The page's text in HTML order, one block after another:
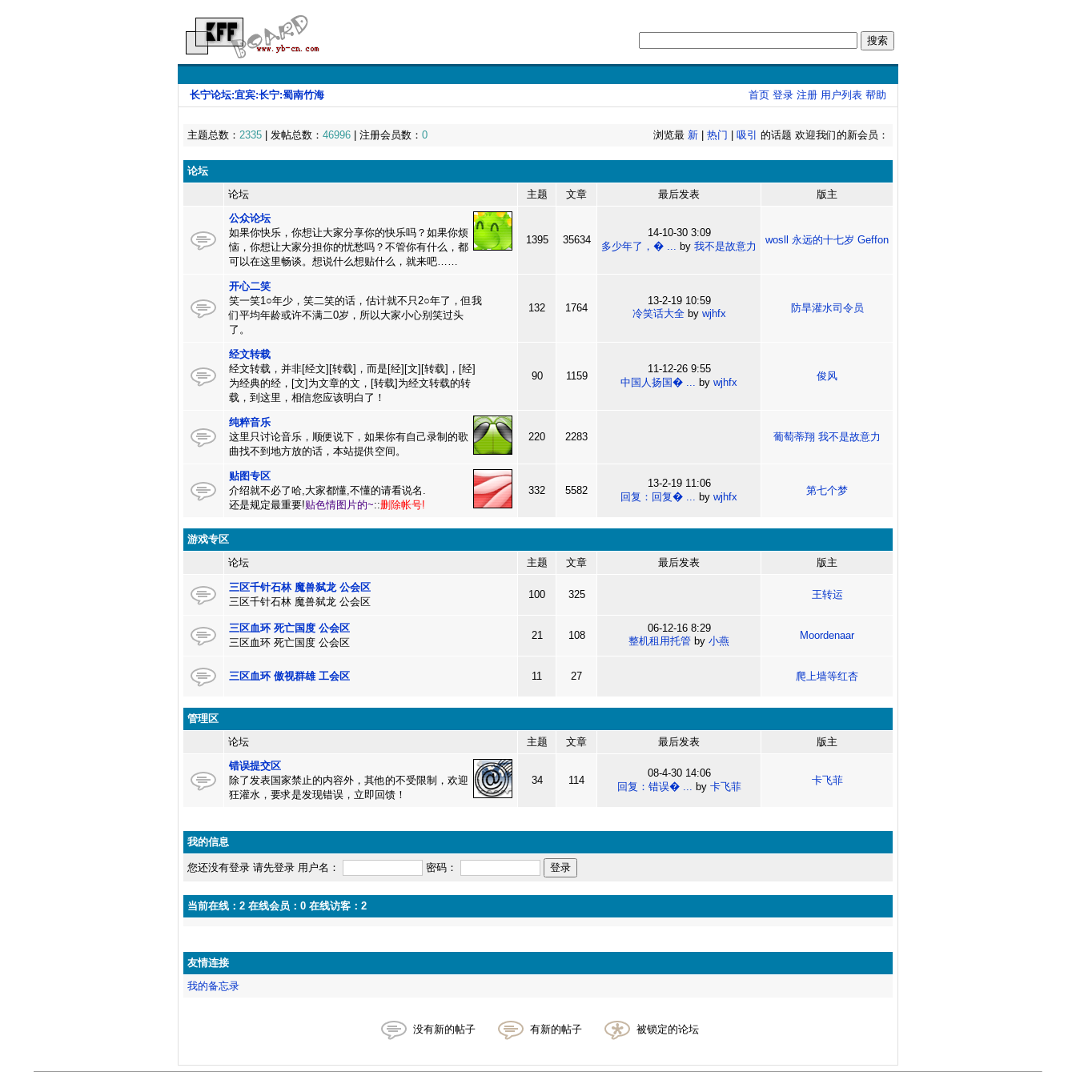
长宁论坛:宜宾:长宁:蜀南竹海 首页 登录 注册 用户列表 帮助
主题总数： 2335 | 发帖总数： 46996 | 注册会员数： 0 浏览最 新 热门 吸引 的话题 欢迎我们的新会员：
论坛
论坛
主题 文章 最后发表
版主
公众论坛
如果你快乐，你想让大家分享你的快乐吗？如果你烦
恼，你想让大家分担你的忧愁吗？不管你有什么，都
可以在这里畅谈。想说什么想贴什么，就来吧……
1395 35634
14-10-30 3:09
多少年了，� ... by 我不是故意力
wosll 永远的十七岁 Geffon
开心二笑
笑一笑1○年少，笑二笑的话，估计就不只2○年了，但我
们平均年龄或许不满二0岁，所以大家小心别笑过头
了。
132 1764
13-2-19 10:59
冷笑话大全by wjhfx 防旱灌水司令员
经文转载
经文转载，并非[经文][转载]，而是[经][文][转载]，[经]
为经典的经，[文]为文章的文，[转载]为经文转载的转
载，到这里，相信您应该明白了！
90 1159
11-12-26 9:55
中国人扬国� ... by wjhfx
俊风
纯粹音乐
这里只讨论音乐，顺便说下，如果你有自己录制的歌
曲找不到地方放的话，本站提供空间。
220 2283 葡萄蒂翔 我不是故意力
贴图专区
介绍就不必了哈,大家都懂,不懂的请看说名.
还是规定最重要!贴色情图片的~::删除帐号!
332 5582
13-2-19 11:06
回复：回复� ... by wjhfx
第七个梦
游戏专区
论坛
主题 文章 最后发表 版主
三区千针石林 魔兽弑龙 公会区
三区千针石林 魔兽弑龙 公会区
100 325 王转运
三区血环 死亡国度 公会区
三区血环 死亡国度 公会区
21 108
06-12-16 8:29
整机租用托管 by 小燕 Moordenaar
三区血环 傲视群雄 工会区 11 27 爬上墙等红杏
管理区
论坛
主题 文章 最后发表
版主
错误提交区
除了发表国家禁止的内容外，其他的不受限制，欢迎
狂灌水，要求是发现错误，立即回馈！
34 114
08-4-30 14:06
回复：错误� ... by 卡飞菲
卡飞菲
我的信息
您还没有登录 请先登录 用户名： 密码：
当前在线：2 在线会员：0 在线访客：2
友情连接
我的备忘录
没有新的帖子 有新的帖子 被锁定的论坛